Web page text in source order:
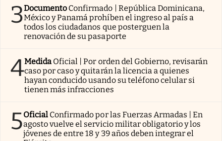
3Documento Confirmado | República Dominicana,
México y Panamá prohíben el ingreso al país a
todos los ciudadanos que posterguen la
renovación de su pasaporte
4Medida Oficial | Por orden del Gobierno, revisarán
caso por caso y quitarán la licencia a quienes
hayan conducido usando su teléfono celular si
tienen más infracciones
5Oficial Confirmado por las Fuerzas Armadas | En
agosto vuelve el servicio militar obligatorio y los
jóvenes de entre 18 y 39 años deben integrar el